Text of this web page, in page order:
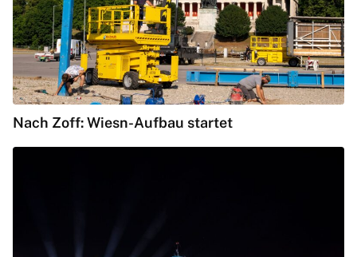
Nach Zoff: Wiesn-Aufbau startet